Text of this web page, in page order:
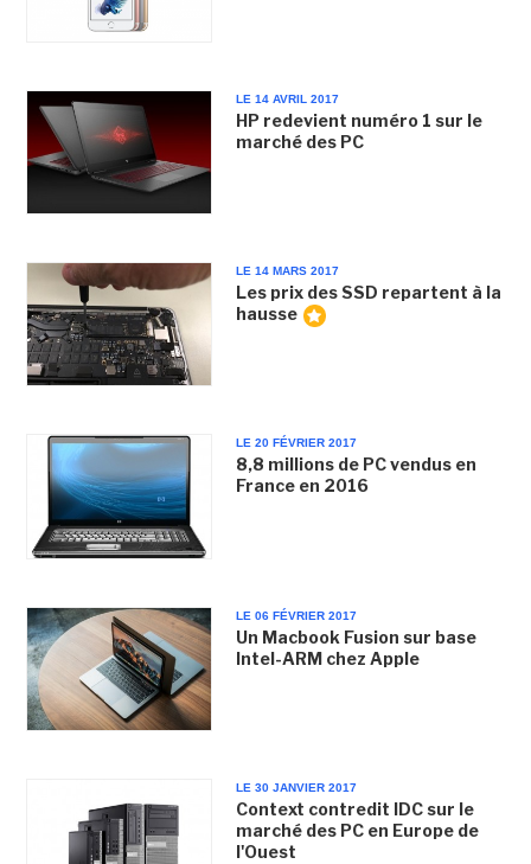
LE 14 AVRIL 2017
HP redevient numéro 1 sur le
marché des PC
LE 14 MARS 2017
Les prix des SSD repartent à la
hausse
LE 20 FÉVRIER 2017
8,8 millions de PC vendus en
France en 2016
LE 06 FÉVRIER 2017
Un Macbook Fusion sur base
Intel-ARM chez Apple
LE 30 JANVIER 2017
Context contredit IDC sur le
marché des PC en Europe de
l'Ouest